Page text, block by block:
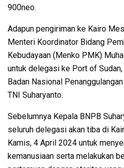
900neo.
Adapun pengiriman ke Kairo
Menteri Koordinator Bidang
Kebudayaan (Menko PMK)
untuk delegasi ke Port of
Badan Nasional
TNI Suharyanto.
Sebelumnya Kepala BNPB
seluruh delegasi akan tiba di
Kamis, 4 April 2024 untuk
kemanusiaan serta melakukan